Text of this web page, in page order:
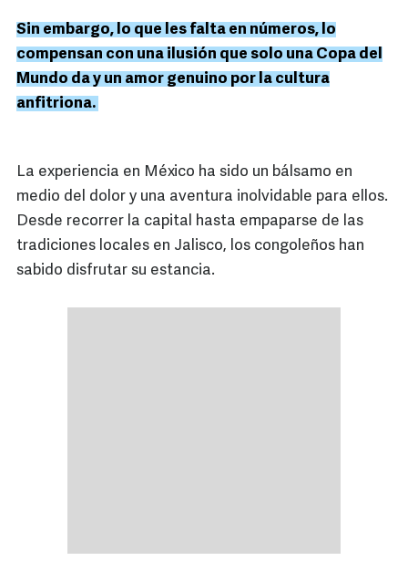
Sin embargo, lo que les falta en números, lo
compensan con una ilusión que solo una Copa del
Mundo da y un amor genuino por la cultura
anfitriona.
La experiencia en México ha sido un bálsamo en
medio del dolor y una aventura inolvidable para ellos.
Desde recorrer la capital hasta empaparse de las
tradiciones locales en Jalisco, los congoleños han
sabido disfrutar su estancia.